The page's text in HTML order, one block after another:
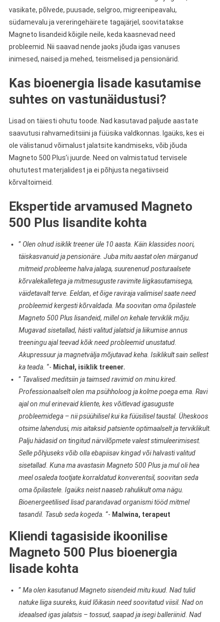
vasikate, põlvede, puusade, selgroo, migreenipeavalu,
südamevalu ja vereringehäirete tagajärjel, soovitatakse
Magneto lisandeid kõigile neile, keda kaasnevad need
probleemid. Nii saavad nende jaoks jõuda igas vanuses
inimesed, naised ja mehed, teismelised ja pensionärid.
Kas bioenergia lisade kasutamise
suhtes on vastunäidustusi?
Lisad on täiesti ohutu toode. Nad kasutavad paljude aastate
saavutusi rahvameditsiini ja füüsika valdkonnas. Igaüks, kes ei
ole välistanud võimalust jalatsite kandmiseks, võib jõuda
Magneto 500 Plus’i juurde. Need on valmistatud tervisele
ohututest materjalidest ja ei põhjusta negatiivseid
kõrvaltoimeid.
Ekspertide arvamused Magneto
500 Plus lisandite kohta
” Olen olnud isiklik treener üle 10 aasta. Käin klassides noori,
täiskasvanuid ja pensionäre. Juba mitu aastat olen märganud
mitmeid probleeme halva jalaga, suurenenud posturaalsete
kõrvalekalletega ja mitmesuguste ravimite liigkasutamisega,
väidetavalt terve. Eeldan, et õige raviraja valimisel saate need
probleemid kergesti kõrvaldada. Ma soovitan oma õpilastele
Magneto 500 Plus lisandeid, millel on kehale terviklik mõju.
Mugavad sisetallad, hästi valitud jalatsid ja liikumise annus
treeningu ajal teevad kõik need probleemid unustatud.
Akupressuur ja magnetvälja mõjutavad keha. Isiklikult sain sellest
ka teada. “- Michał, isiklik treener.
” Tavalised meditsiin ja taimsed ravimid on minu kired.
Professionaalselt olen ma psühholoog ja kolme poega ema. Ravi
ajal on mul erinevaid kliente, kes võitlevad igasuguste
probleemidega – nii psüühilisel kui ka füüsilisel taustal. Üheskoos
otsime lahendusi, mis aitaksid patsiente optimaalselt ja terviklikult.
Palju hädasid on tingitud närvilõpmete valest stimuleerimisest.
Selle põhjuseks võib olla ebapiisav kingad või halvasti valitud
sisetallad. Kuna ma avastasin Magneto 500 Plus ja mul oli hea
meel osaleda tootjate korraldatud konverentsil, soovitan seda
oma õpilastele. Igaüks neist naaseb rahulikult oma nägu.
Bioenergeetilised lisad parandavad organismi tööd mitmel
tasandil. Tasub seda kogeda. “- Malwina, terapeut
Kliendi tagasiside ikoonilise
Magneto 500 Plus bioenergia
lisade kohta
” Ma olen kasutanud Magneto sisendeid mitu kuud. Nad tulid
natuke liiga suureks, kuid lõikasin need soovitatud viisil. Nad on
ideaalsed igas jalatsis – tossud, saapad ja isegi balleriinid. Nad